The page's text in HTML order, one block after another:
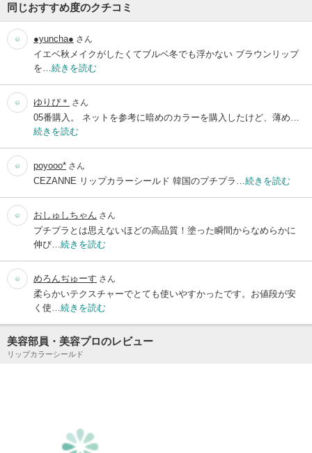
同じおすすめ度のクチコミ
●yuncha● さん
イエベ秋メイクがしたくてブルベ冬でも浮かない ブラウンリップ
を… 続きを読む
ゆりぴ＊ さん
05番購入。 ネットを参考に暗めのカラーを購入したけど、薄め…
続きを読む
poyooo* さん
CEZANNE リップカラーシールド 韓国のプチプラ… 続きを読む
おしゅしちゃん さん
プチプラとは思えないほどの高品質！塗った瞬間からなめらかに
伸び… 続きを読む
めろんぢゅーす さん
柔らかいテクスチャーでとても使いやすかったです。お値段が安
く使… 続きを読む
美容部員・美容プロのレビュー
リップカラーシールド